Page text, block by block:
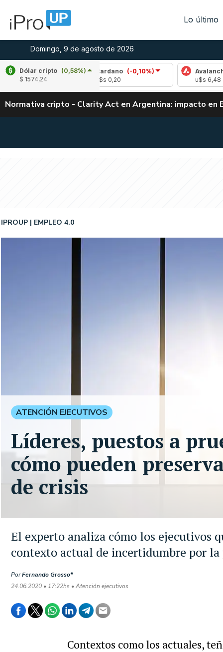
Lo último
Domingo, 9 de agosto de 2026
Dólar cripto (0,58%)
$ 1574,24
Cardano
(-0,10%)
Avalanche (-
Normativa cripto - Clarity Act en Argentina: impacto en
El experto analiza cómo los ejecutivos
contexto actual de incertidumbre por la
IPROUP EMPLEO 4.0
PorFernando Grosso*
24.06.2020 • 17:22hs • Atención ejecutivos
ATENCIÓN EJECUTIVOS
Líderes, puestos a
cómo pueden
de crisis
Contextos como los actuales,